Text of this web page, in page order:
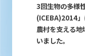
3回生物の多様
(ICEBA)2014」
農村を支える
いました。